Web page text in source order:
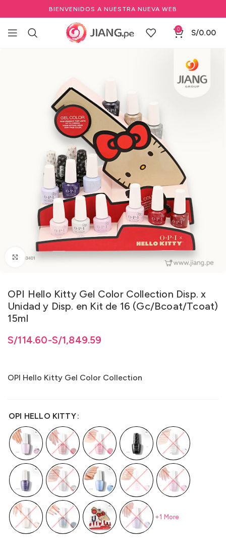
BIENVENIDOS A NUESTRA NUEVA WEB
0 S/0.00
Clic para ampliar
OPI Hello Kitty Gel Color Collection Disp. x
Unidad y Disp. en Kit de 16 (Gc/Bcoat/Tcoat)
15ml
S/114.60-S/1,849.59
hasta S/1,849.59
114.60hastaS/1,849.59
OPI Hello Kitty Gel Color Collection
OPI HELLO KITTY
+1 More